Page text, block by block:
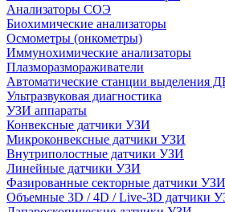
Анализаторы СОЭ
Биохимические анализаторы
Осмометры (онкометры)
Иммунохимические анализаторы
Плазморазмораживатели
Автоматические станции выделения
Ультразвуковая диагностика
УЗИ аппараты
Конвексные датчики УЗИ
Микроконвексные датчики УЗИ
Внутриполостные датчики УЗИ
Линейные датчики УЗИ
Фазированные секторные датчики УЗИ
Объемные 3D / 4D / Live-3D датчики